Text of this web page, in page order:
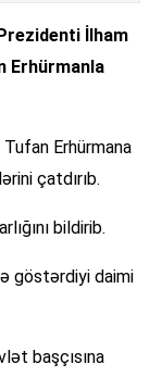
İlham
Erhürmanla
Erhürmana
çatdırıb.
bildirib.
göstərdiyi daimi
başçısına